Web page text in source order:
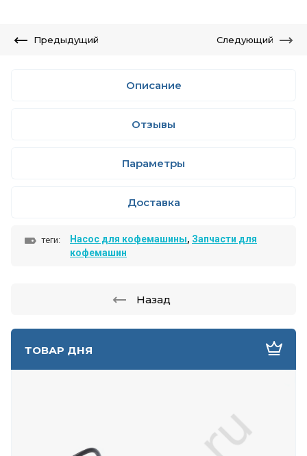
ТОВАР ДНЯ
Предыдущий Следующий
Описание
Отзывы
Параметры
Доставка
теги: Насос для кофемашины, Запчасти для
кофемашин
Назад